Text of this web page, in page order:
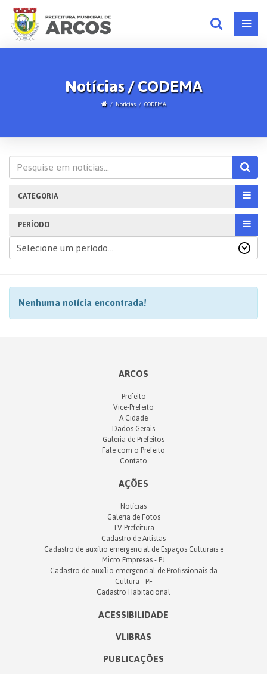
Notícias / CODEMA
Notícias CODEMA
CATEGORIA
PERÍODO
Nenhuma notícia encontrada!
ARCOS
Prefeito
Vice-Prefeito
A Cidade
Dados Gerais
Galeria de Prefeitos
Fale com o Prefeito
Contato
AÇÕES
Notícias
Galeria de Fotos
TV Prefeitura
Cadastro de Artistas
Cadastro de auxílio emergencial de Espaços Culturais e
Micro Empresas - PJ
Cadastro de auxílio emergencial de Profissionais da
Cultura - PF
Cadastro Habitacional
ACESSIBILIDADE
VLIBRAS
PUBLICAÇÕES